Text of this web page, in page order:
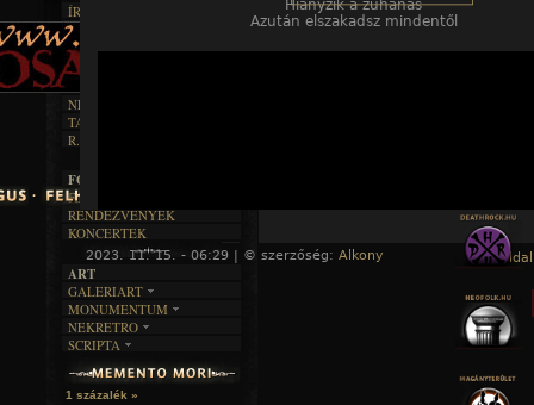
Hiányzik a zuhanás
Azután elszakadsz mindentől
2023. 11. 15. - 06:29 | © szerzőség: Alkony « Főoldal
ÍRÁSOK
FILM
BOSZORKÁNYKONYHA
FEKETE HUMOR
RENDEZVÉNYEK
NEKROMANTIKA
TAJTÉKOS NAPOK
R.I.P.
FOTÓGALÉRIA
FESZTIVÁLOK
RENDEZVÉNYEK
KONCERTEK
ART
GALERIART
ARTGALERI
KÉPREGÉNYEK
LAKÁSKULTS
MONUMENTUM
TEMETŐK
TEMPLOMOK
VÁRAK
HELYEK
NEKRETRO
SZUBKULT
FEKETE LYUK
RELIKVIÁK
SCRIPTA
NOVELLÁK
VERSEK
1 százalék »